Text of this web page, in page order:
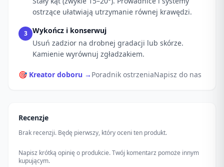
ostrzące ułatwiają utrzymanie równej krawędzi.
3
Wykończ i konserwuj
Usuń zadzior na drobnej gradacji lub skórze.
Kamienie wyrównuj zgładzakiem.
🎯 Kreator doboru → Poradnik ostrzeniaNapisz do nas
Recenzje
Brak recenzji. Będę pierwszy, który oceni ten produkt.
Napisz krótką opinię o produkcie. Twój komentarz pomoże innym
kupującym.